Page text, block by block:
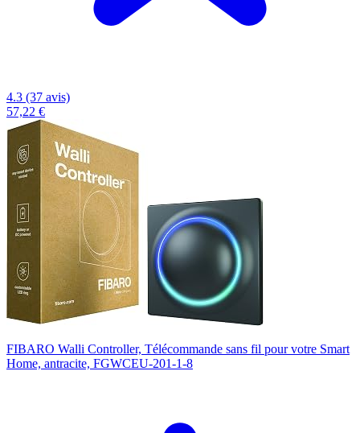
4.3 (37 avis)
57,22 €
FIBARO Walli Controller, Télécommande sans fil pour votre Smart
Home, antracite, FGWCEU-201-1-8